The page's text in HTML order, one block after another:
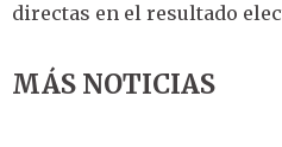
directas en el resultado
MÁS NOTICIAS